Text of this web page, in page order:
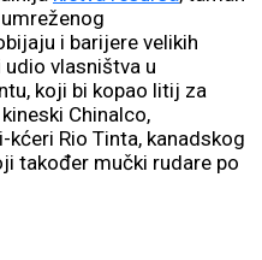
i barijere velikih
vlasništva u
koji bi kopao litij za
Chinalco,
kćeri Rio Tinta, kanadskog
također mučki rudare po